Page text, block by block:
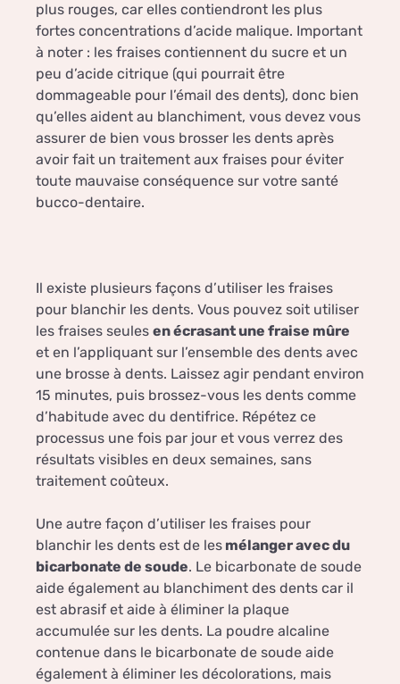
plus rouges, car elles contiendront les plus
fortes concentrations d’acide malique. Important
à noter : les fraises contiennent du sucre et un
peu d’acide citrique (qui pourrait être
dommageable pour l’émail des dents), donc bien
qu’elles aident au blanchiment, vous devez vous
assurer de bien vous brosser les dents après
avoir fait un traitement aux fraises pour éviter
toute mauvaise conséquence sur votre santé
bucco-dentaire.
Il existe plusieurs façons d’utiliser les fraises
pour blanchir les dents. Vous pouvez soit utiliser
les fraises seules en écrasant une fraise mûre
et en l’appliquant sur l’ensemble des dents avec
une brosse à dents. Laissez agir pendant environ
15 minutes, puis brossez-vous les dents comme
d’habitude avec du dentifrice. Répétez ce
processus une fois par jour et vous verrez des
résultats visibles en deux semaines, sans
traitement coûteux.
Une autre façon d’utiliser les fraises pour
blanchir les dents est de les mélanger avec du
bicarbonate de soude. Le bicarbonate de soude
aide également au blanchiment des dents car il
est abrasif et aide à éliminer la plaque
accumulée sur les dents. La poudre alcaline
contenue dans le bicarbonate de soude aide
également à éliminer les décolorations, mais